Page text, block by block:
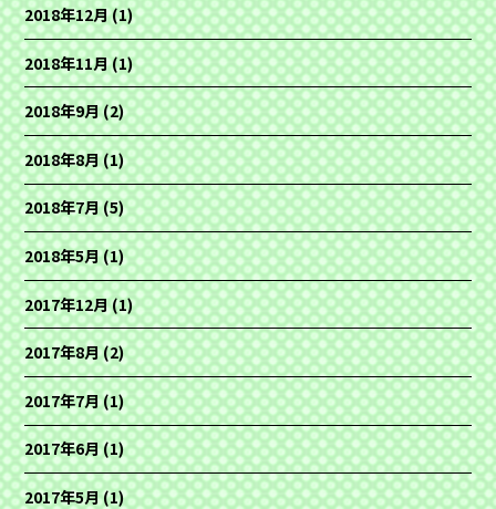
2018年12月(1)
2018年11月(1)
2018年9月(2)
2018年8月(1)
2018年7月(5)
2018年5月(1)
2017年12月(1)
2017年8月(2)
2017年7月(1)
2017年6月(1)
2017年5月(1)